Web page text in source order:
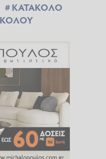
ΚΑΤΑΚΟΛΟ